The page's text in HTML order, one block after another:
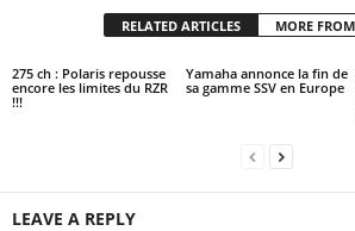
RELATED ARTICLES MORE
275 ch : Polaris repousse
encore les limites du RZR
!!!
Yamaha annonce la fin de
sa gamme SSV en Europe
LEAVE A REPLY